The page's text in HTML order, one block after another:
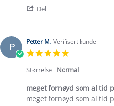
Rafal
on
Jul
2026
Alt Del
Review
Rafal
S.
on
26
Jul
P Petter M. Verifisert kunde
rating
Størrelse Normal
meget fornøyd som alltid
Review
review
meget fornøyd som alltid